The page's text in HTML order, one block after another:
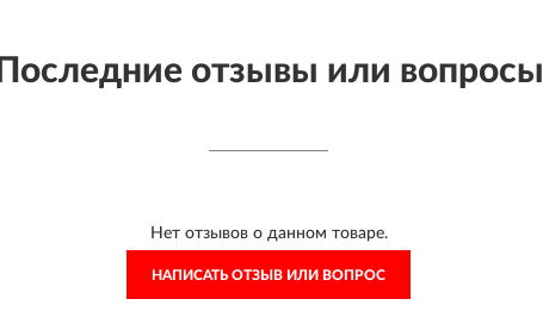
Последние отзывы или вопросы
Нет отзывов о данном товаре.
НАПИСАТЬ ОТЗЫВ ИЛИ ВОПРОС